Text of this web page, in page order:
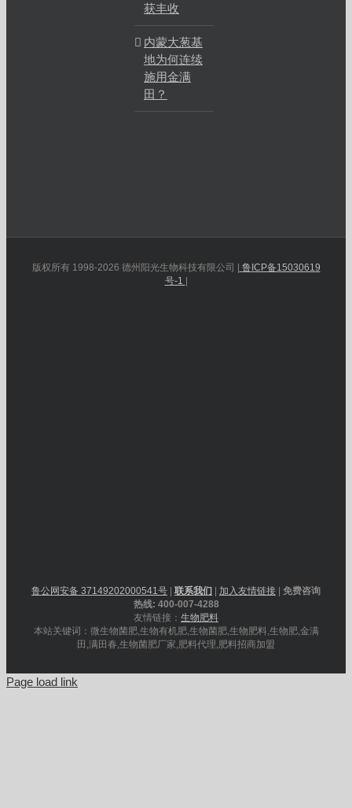
获丰收
内蒙大葱基
地为何连续
施用金满
田？
版权所有 1998-2026 德州阳光生物科技有限公司 | 鲁ICP备15030619
号-1 |
鲁公网安备 37149202000541号 | 联系我们 | 加入友情链接 | 免费咨询
热线: 400-007-4288
友情链接： 生物肥料
本站关键词：微生物菌肥,生物有机肥,生物菌肥,生物肥料,生物肥,金满
田,满田春,生物菌肥厂家,肥料代理,肥料招商加盟
Page load link